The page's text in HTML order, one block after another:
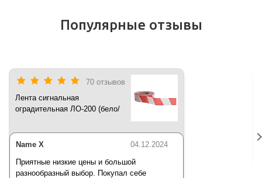
Популярные отзывы
70 отзывов
Лента сигнальная
оградительная ЛО-200 (бело/
04.12.2024
Name X
Приятные низкие цены и большой
разнообразный выбор. Покупал себе